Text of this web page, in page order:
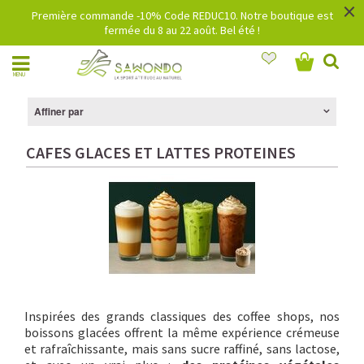
Première commande -10% Code REDUC10. Notre boutique est
fermée du 8 au 22 août. Bel été !
×
MENU
Affiner par
CAFES GLACES ET LATTES PROTEINES
Inspirées des grands classiques des coffee shops, nos
boissons glacées offrent la même expérience crémeuse
et rafraîchissante, mais sans sucre raffiné, sans lactose,